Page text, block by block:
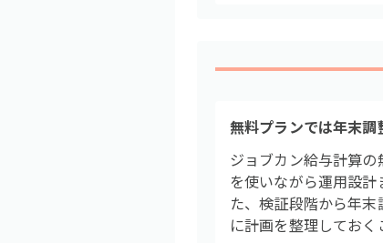
無料プランでは年末
ジョブカン給与計算
を使いながら運用設
た、検証段階から年
に計画を整理しておく